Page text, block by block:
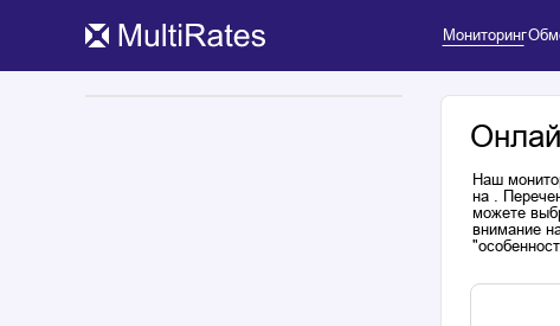
Мониторинг
Наш
на .
можете
внимание